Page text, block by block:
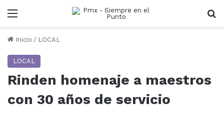
Menu
Inicio / LOCAL
LOCAL
Rinden homenaje a maestros
con 30 años de servicio